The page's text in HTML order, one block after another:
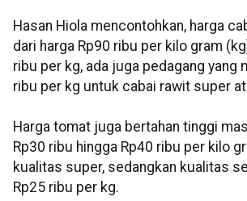
Hasan Hiola mencontohkan, harga
dari harga Rp90 ribu per kilo gram
ribu per kg, ada juga pedagang yang
ribu per kg untuk cabai rawit super
Harga tomat juga bertahan tinggi
Rp30 ribu hingga Rp40 ribu per kilo
kualitas super, sedangkan kualitas
Rp25 ribu per kg.